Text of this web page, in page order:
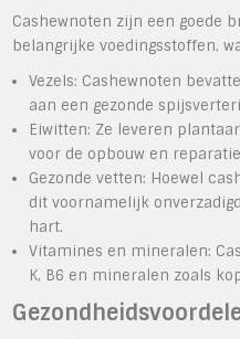
Cashewnoten zijn een goede
belangrijke voedingsstoffen,
Vezels: Cashewnoten
aan een gezonde
Eiwitten: Ze leveren
voor de opbouw en
Gezonde vetten: Hoewel
dit voornamelijk
hart.
Vitamines en mineralen:
K, B6 en mineralen zoals